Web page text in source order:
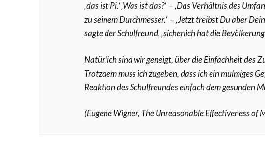
‚das ist Pi.‘ ‚Was ist das?‘ – ‚Das Verhältnis des
zu seinem Durchmesser.‘ – ‚Jetzt treibst Du aber
sagte der Schulfreund, ‚sicherlich hat die
Natürlich sind wir geneigt, über die Einfachheit des
Trotzdem muss ich zugeben, dass ich ein mulmiges
Reaktion des Schulfreundes einfach dem gesunden
(Eugene Wigner, The Unreasonable Effectiveness of